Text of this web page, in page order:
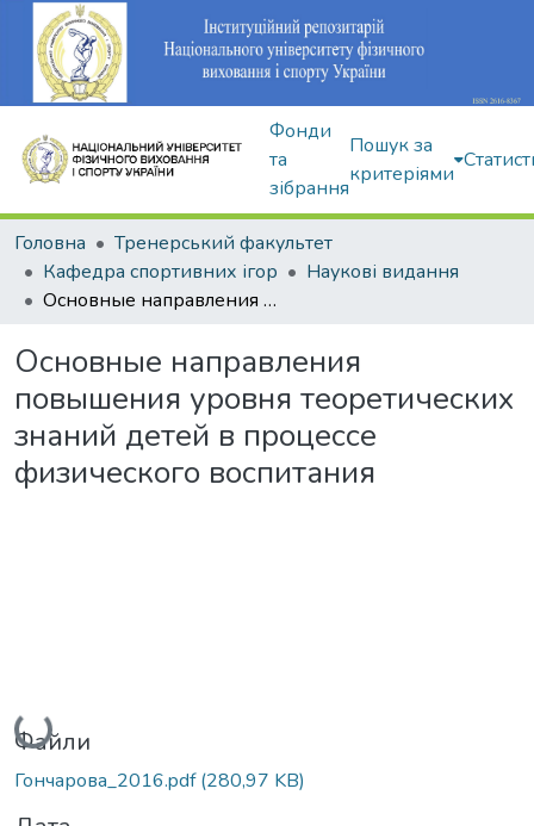
Фонди
та
зібрання
Пошук за
критеріями
Головна
Тренерський факультет
Кафедра спортивних ігор
Наукові видання
Основные направления повышения уровня теоретических знаний детей в процессе физического воспитания
Основные направления
повышения уровня теоретических
знаний детей в процессе
физического воспитания
Вантажиться...
Файли
Гончарова_2016.pdf(280,97 KB)